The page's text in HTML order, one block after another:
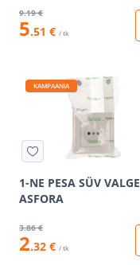
9.19 €
5.51 € / tk
KAMPAANIA
1-NE PESA SÜV VALGE
ASFORA
3.86 €
2.32 € / tk